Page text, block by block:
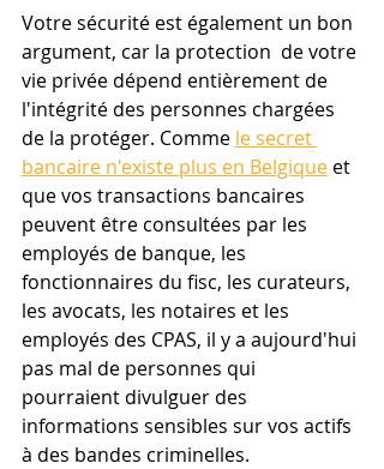
Votre sécurité est également un bon
argument, car la protection  de votre
vie privée dépend entièrement de
l'intégrité des personnes chargées
de la protéger. Comme le secret
bancaire n'existe plus en Belgique et
que vos transactions bancaires
peuvent être consultées par les
employés de banque, les
fonctionnaires du fisc, les curateurs,
les avocats, les notaires et les
employés des CPAS, il y a aujourd'hui
pas mal de personnes qui
pourraient divulguer des
informations sensibles sur vos actifs
à des bandes criminelles.